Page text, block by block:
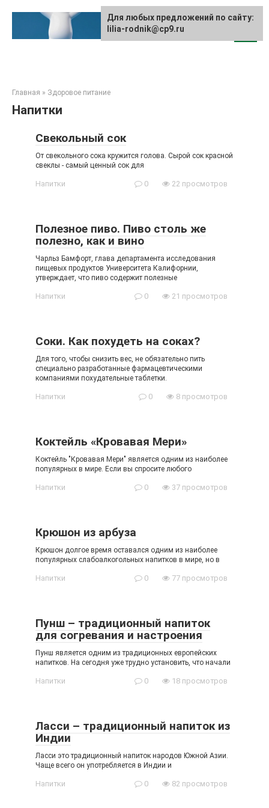
Главная » Здоровое питание
Напитки
Свекольный сок
От свекольного сока кружится голова. Сырой сок красной
свеклы - самый ценный сок для
Напитки 0 22 просмотров
Полезное пиво. Пиво столь же
полезно, как и вино
Чарльз Бамфорт, глава департамента исследования
пищевых продуктов Университета Калифорнии,
утверждает, что пиво содержит полезные
Напитки 0 21 просмотров
Соки. Как похудеть на соках?
Для того, чтобы снизить вес, не обязательно пить
специально разработанные фармацевтическими
компаниями похудательные таблетки.
Напитки 0 8 просмотров
Коктейль «Кровавая Мери»
Коктейль "Кровавая Мери" является одним из наиболее
популярных в мире. Если вы спросите любого
Напитки 0 37 просмотров
Крюшон из арбуза
Крюшон долгое время оставался одним из наиболее
популярных слабоалкогольных напитков в мире, но в
Напитки 0 77 просмотров
Пунш – традиционный напиток
для согревания и настроения
Пунш является одним из традиционных европейских
напитков. На сегодня уже трудно установить, что начали
Напитки 0 18 просмотров
Ласси – традиционный напиток из
Индии
Ласси это традиционный напиток народов Южной Азии.
Чаще всего он употребляется в Индии и
Напитки 0 82 просмотров
Для любых предложений по сайту:
lilia-rodnik@cp9.ru